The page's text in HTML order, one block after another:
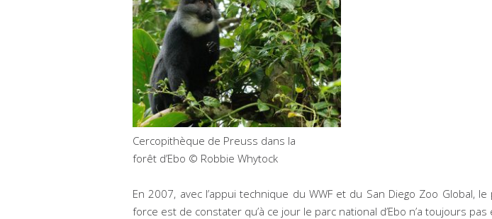
Cercopithèque de Preuss dans la
forêt d’Ebo © Robbie Whytock
En 2007, avec l’appui technique du WWF et du San Diego Zoo Global,
force est de constater qu’à ce jour le parc national d’Ebo n’a toujours